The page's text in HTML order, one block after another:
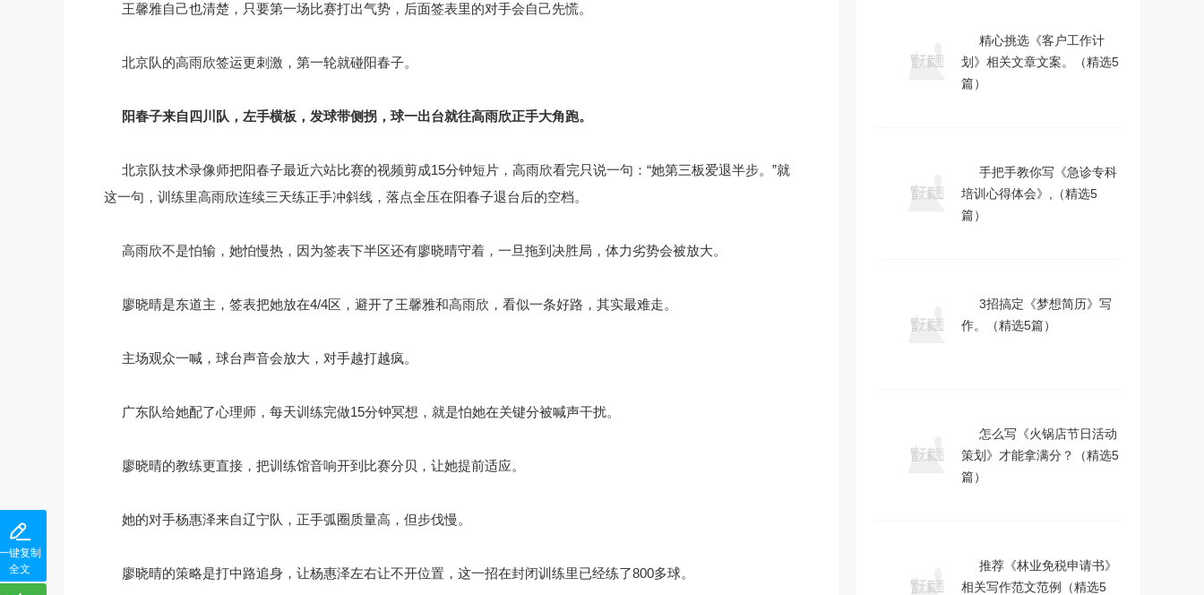
王馨雅自己也清楚，只要第一场比赛打出气势，后面签表里的对手会自己先慌。
北京队的高雨欣签运更刺激，第一轮就碰阳春子。
阳春子来自四川队，左手横板，发球带侧拐，球一出台就往高雨欣正手大角跑。
北京队技术录像师把阳春子最近六站比赛的视频剪成15分钟短片，高雨欣看完只说一句：“她第三板爱退半步。”就
这一句，训练里高雨欣连续三天练正手冲斜线，落点全压在阳春子退台后的空档。
高雨欣不是怕输，她怕慢热，因为签表下半区还有廖晓晴守着，一旦拖到决胜局，体力劣势会被放大。
廖晓晴是东道主，签表把她放在4/4区，避开了王馨雅和高雨欣，看似一条好路，其实最难走。
主场观众一喊，球台声音会放大，对手越打越疯。
广东队给她配了心理师，每天训练完做15分钟冥想，就是怕她在关键分被喊声干扰。
廖晓晴的教练更直接，把训练馆音响开到比赛分贝，让她提前适应。
她的对手杨惠泽来自辽宁队，正手弧圈质量高，但步伐慢。
廖晓晴的策略是打中路追身，让杨惠泽左右让不开位置，这一招在封闭训练里已经练了800多球。
精心挑选《客户工作计
划》相关文章文案。（精选5
篇）
手把手教你写《急诊专科
培训心得体会》,（精选5
篇）
3招搞定《梦想简历》写
作。（精选5篇）
怎么写《火锅店节日活动
策划》才能拿满分？（精选5
篇）
推荐《林业免税申请书》
相关写作范文范例（精选5
键复制
全文